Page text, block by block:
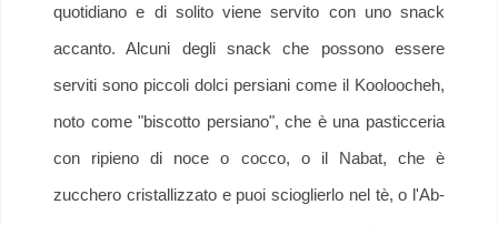
quotidiano e di solito viene servito con uno snack
accanto. Alcuni degli snack che possono essere
serviti sono piccoli dolci persiani come il Kooloocheh,
noto come "biscotto persiano", che è una pasticceria
con ripieno di noce o cocco, o il Nabat, che è
zucchero cristallizzato e puoi scioglierlo nel tè, o l'Ab-